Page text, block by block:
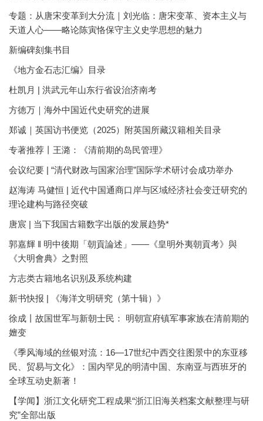
专题：从唐宋变革到大分流｜刘光临：唐宋变革、资本主义与
天道人心——略论陈寅恪保守主义史学思想的魅力
新编碑刻集书目
《地方金石志汇编》目录
杜凯月 | 洪武元年山东行省设治济南考
方徳万｜海外中国近代史研究的进展
郑诚｜英国访书便览（2025）附英国所藏汉籍相关目录
专著推荐丨王潞：《清前期的岛民管理》
会议纪要 | “清代财政与国家治理”国际学术研讨会成功举办
赵海涛 马健恒 | 近代中国通商口岸与区域经济社会变迁研究的
理论建构与路径突破
唐宸 | 当下我国古籍数字出版的发展趋势*
郭嘉輝 ‖ 明中後期「朝貢論述」——《皇明外夷朝貢考》與
《大明會典》之對照
方志类古籍地名识别及系统构建
新书快报 | 《海洋文明研究（第十辑）》
徐成丨故国世军与新朝士民： 明朝宣府镇军事家族在清前期的
嬗变
《季风海域的丝银对流：16—17世纪中西交往图景中的东亚移
民、贸易与文化》：国内罕见的明清中国、东南亚与西班牙的
全球互动史新著！
【学闻】浙江文化研究工程成果“浙江旧海关档案文献整理与研
究”全部出版